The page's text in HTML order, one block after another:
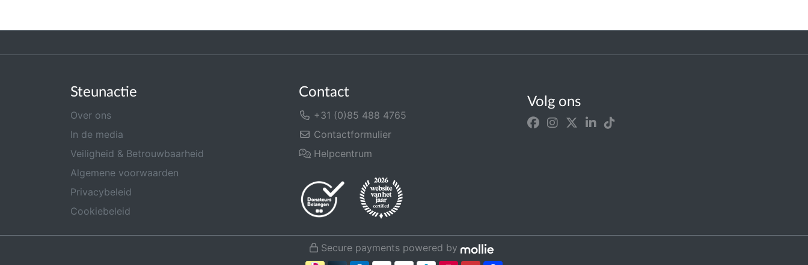
Steunactie
Over ons
In de media
Veiligheid & Betrouwbaarheid
Algemene voorwaarden
Privacybeleid
Cookiebeleid
Contact
+31 (0)85 488 4765
Contactformulier
Helpcentrum
Volg ons
Secure payments powered by